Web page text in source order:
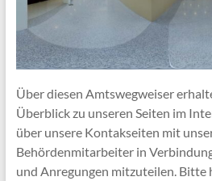
Über diesen Amtswegweiser
Überblick zu unseren Seiten im
über unsere Kontakseiten mit
Behördenmitarbeiter in
und Anregungen mitzuteilen. Bitte